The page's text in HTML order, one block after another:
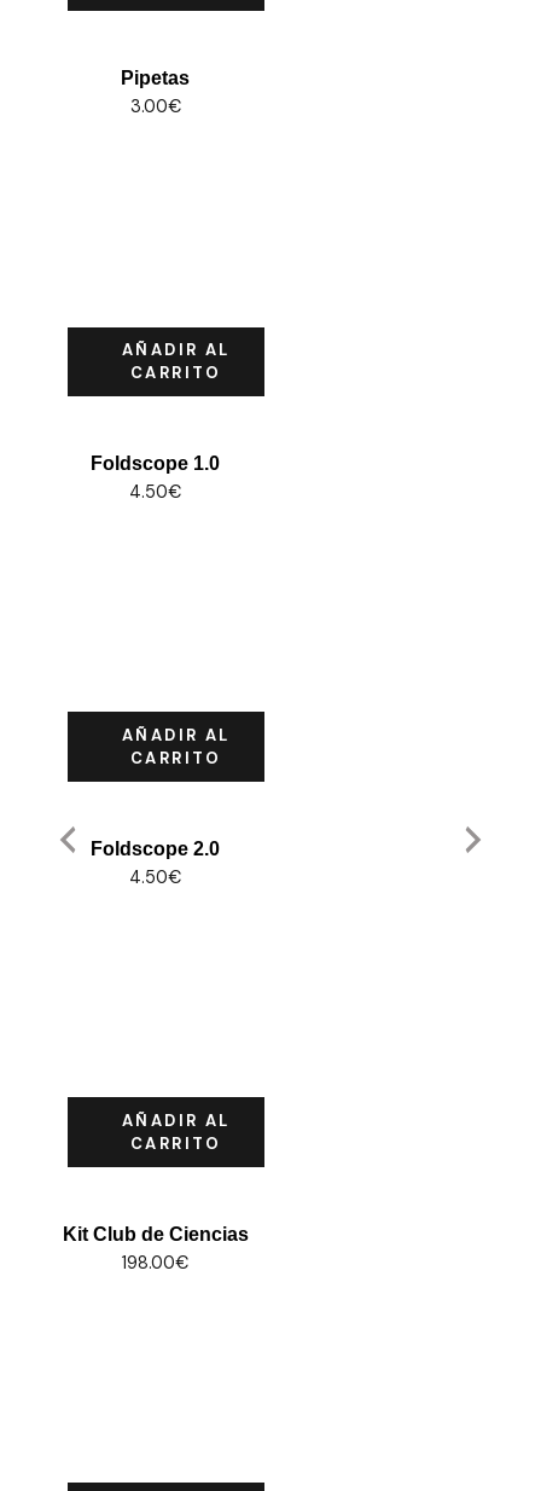
Pipetas
3.00€
AÑADIR AL
CARRITO
Foldscope 1.0
4.50€
AÑADIR AL
CARRITO
Foldscope 2.0
4.50€
AÑADIR AL
CARRITO
Kit Club de Ciencias
198.00€